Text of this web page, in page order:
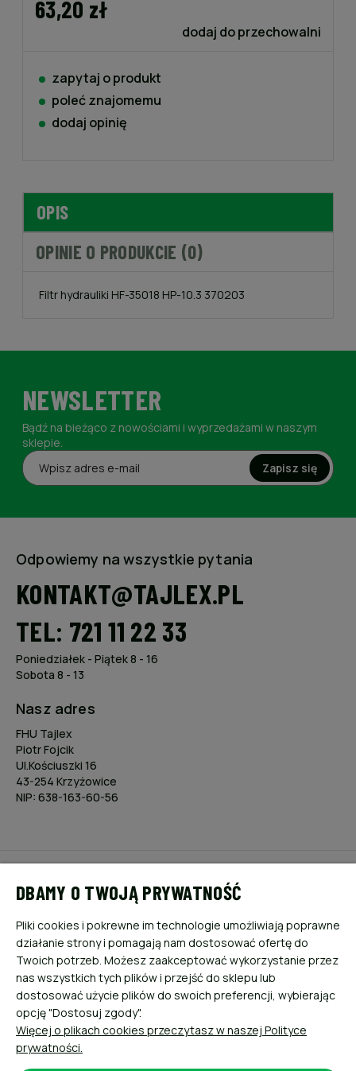
63,20 zł
dodaj do przechowalni
zapytaj o produkt
poleć znajomemu
dodaj opinię
OPIS
OPINIE O PRODUKCIE (0)
Filtr hydrauliki HF-35018 HP-10.3 370203
NEWSLETTER
Bądź na bieżąco z nowościami i wyprzedażami w naszym
sklepie.
Zapisz się
Odpowiemy na wszystkie pytania
KONTAKT@TAJLEX.PL
TEL: 721 11 22 33
Poniedziałek - Piątek 8 - 16
Sobota 8 - 13
Nasz adres
FHU Tajlex
Piotr Fojcik
Ul.Kościuszki 16
43-254 Krzyżowice
NIP: 638-163-60-56
PŁATNOŚCI I DOSTAWA
INFORMACJE
O NAS
DBAMY O TWOJĄ PRYWATNOŚĆ
Pliki cookies i pokrewne im technologie umożliwiają poprawne
działanie strony i pomagają nam dostosować ofertę do
Twoich potrzeb. Możesz zaakceptować wykorzystanie przez
nas wszystkich tych plików i przejść do sklepu lub
dostosować użycie plików do swoich preferencji, wybierając
opcję "Dostosuj zgody".
Więcej o plikach cookies przeczytasz w naszej Polityce
prywatności.